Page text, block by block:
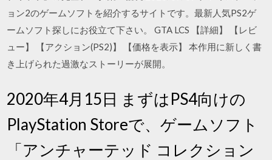
ョン2のゲームソフトを紹介するサイトです。最新人気PS2ゲ
ームソフト探しにお役立て下さい。 GTA LCS 【詳細】 【レビ
ュー】 【アクション(PS2)】 【価格を表示】 本作用に新しく書
き上げられた過激なストーリーが展開。
2020年4月15日 まずはPS4向けの
PlayStation Storeで、ゲームソフト
「アンチャーテッド コレクション